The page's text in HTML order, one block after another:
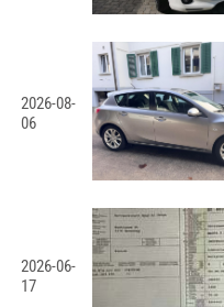
2026-08-
06
2026-06-
17